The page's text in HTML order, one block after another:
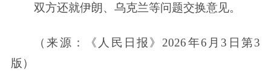
双方还就伊朗、乌克兰等问题交换意见。
（来源：《人民日报》2026年6月3日第3
版）